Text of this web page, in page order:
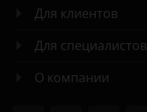
Для клиентов
Для специалистов
О компании